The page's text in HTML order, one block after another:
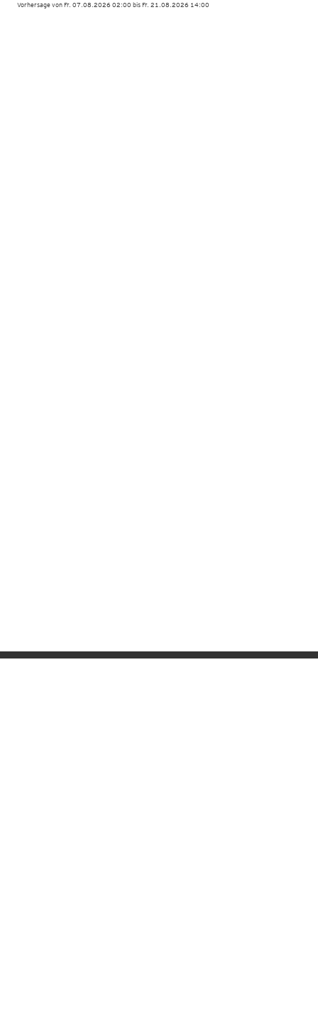
Vorhersage von Fr. 07.08.2026 02:00 bis Fr. 21.08.2026 14:00